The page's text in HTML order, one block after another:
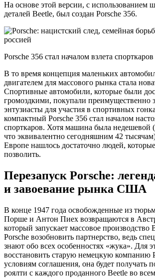
На основе этой версии, с использованием
деталей Beetle, был создан Porsche 356.
Porsche 356 стал началом взлета спорткаров
В то время концепция маленьких
двигателем для массового рынка стала
Спортивные автомобили, которые были
громоздкими, покупали преимущественно
энтузиасты для участия в спортивных
компактный Porsche 356 стал началом
спорткаров. Хотя машина была недешевой
что эквивалентно сегодняшним 42
Европе нашлось достаточно людей,
позволить.
Перезапуск Porsche:
и завоевание рынка США
В конце 1947 года освобожденные из
Порше и Антон Пиех возвращаются в
который запускает массовое производство
Porsche возобновить партнерство, ведь
знают обо всех особенностях «жука». Для
восстановить старую немецкую компанию
условиям соглашения, она будет получать
роялти с каждого проданного Beetle во